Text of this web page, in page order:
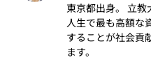
東京都出身。 立教
人生で最も高額な
することが社会貢
ます。